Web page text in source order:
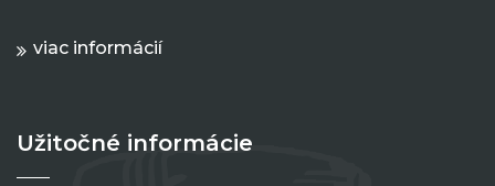
viac informácií
Užitočné informácie